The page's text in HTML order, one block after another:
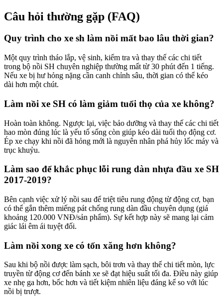
Câu hỏi thường gặp (FAQ)
Quy trình cho xe sh làm nồi mất bao lâu thời gian?
Một quy trình tháo lắp, vệ sinh, kiểm tra và thay thế các chi tiết
trong bộ nồi SH chuyên nghiệp thường mất từ 30 phút đến 1 tiếng.
Nếu xe bị hư hỏng nặng cần canh chỉnh sâu, thời gian có thể kéo
dài hơn một chút.
Làm nồi xe SH có làm giảm tuổi thọ của xe không?
Hoàn toàn không. Ngược lại, việc bảo dưỡng và thay thế các chi tiết
hao mòn đúng lúc là yếu tố sống còn giúp kéo dài tuổi thọ động cơ.
Ép xe chạy khi nồi đã hỏng mới là nguyên nhân phá hủy lốc máy và
trục khuỷu.
Làm sao để khắc phục lỗi rung dàn nhựa đầu xe SH
2017-2019?
Bên cạnh việc xử lý nồi sau để triệt tiêu rung động từ động cơ, bạn
có thể gắn thêm miếng pát chống rung dàn đầu chuyên dụng (giá
khoảng 120.000 VNĐ/sản phẩm). Sự kết hợp này sẽ mang lại cảm
giác lái êm ái tuyệt đối.
Làm nồi xong xe có tốn xăng hơn không?
Sau khi bộ nồi được làm sạch, bôi trơn và thay thế chi tiết mòn, lực
truyền từ động cơ đến bánh xe sẽ đạt hiệu suất tối đa. Điều này giúp
xe nhẹ ga hơn, bốc hơn và tiết kiệm nhiên liệu đáng kể so với lúc
nồi bị trượt.